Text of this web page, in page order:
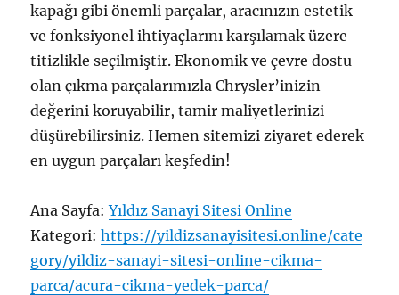
kapağı gibi önemli parçalar, aracınızın estetik
ve fonksiyonel ihtiyaçlarını karşılamak üzere
titizlikle seçilmiştir. Ekonomik ve çevre dostu
olan çıkma parçalarımızla Chrysler’inizin
değerini koruyabilir, tamir maliyetlerinizi
düşürebilirsiniz. Hemen sitemizi ziyaret ederek
en uygun parçaları keşfedin!
Ana Sayfa:Yıldız Sanayi Sitesi Online
Kategori:https://yildizsanayisitesi.online/cate
gory/yildiz-sanayi-sitesi-online-cikma-
parca/acura-cikma-yedek-parca/